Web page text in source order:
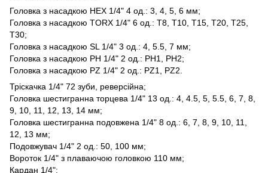
Головка з насадкою HEX 1/4" 4 од.: 3, 4, 5, 6 мм;
Головка з насадкою TORX 1/4" 6 од.: T8, T10, T15, T20, T25,
T30;
Головка з насадкою SL 1/4" 3 од.: 4, 5.5, 7 мм;
Головка з насадкою PH 1/4" 2 од.: PH1, PH2;
Головка з насадкою PZ 1/4" 2 од.: PZ1, PZ2.
Тріскачка 1/4" 72 зуби, реверсійна;
Головка шестигранна торцева 1/4" 13 од.: 4, 4.5, 5, 5.5, 6, 7, 8,
9, 10, 11, 12, 13, 14 мм;
Головка шестигранна подовжена 1/4" 8 од.: 6, 7, 8, 9, 10, 11,
12, 13 мм;
Подовжувач 1/4" 2 од.: 50, 100 мм;
Вороток 1/4" з плаваючою головкою 110 мм;
Кардан 1/4";